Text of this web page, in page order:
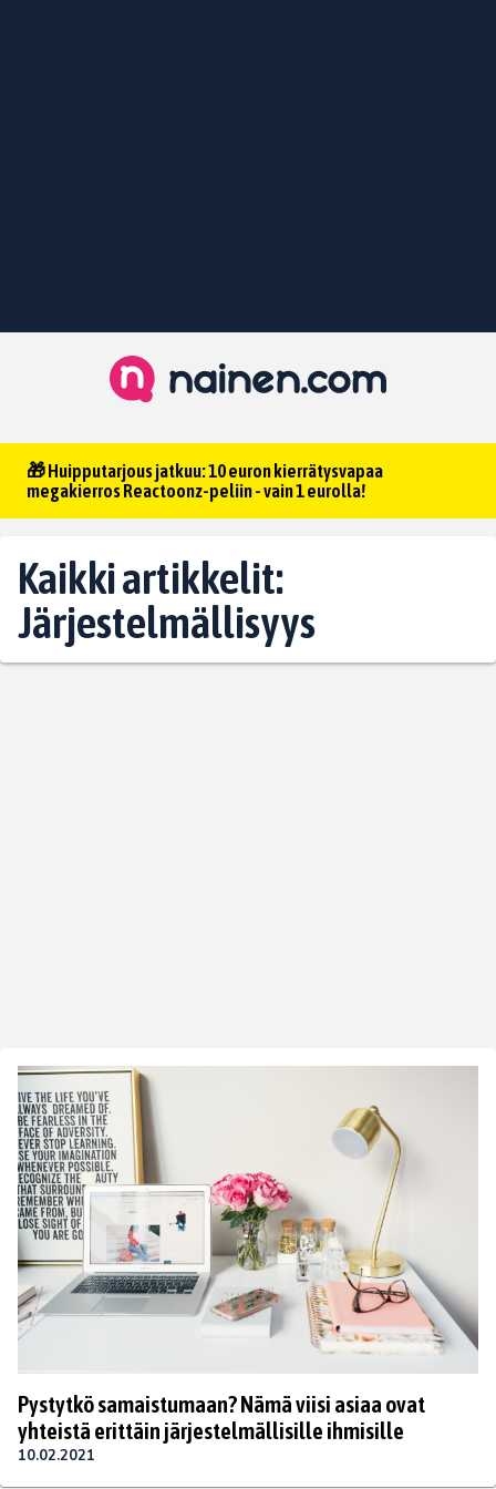
🎁 Huipputarjous jatkuu: 10 euron kierrätysvapaa
megakierros Reactoonz-peliin - vain 1 eurolla!
Kaikki artikkelit:
Järjestelmällisyys
Pystytkö samaistumaan? Nämä viisi asiaa ovat
yhteistä erittäin järjestelmällisille ihmisille
10.02.2021